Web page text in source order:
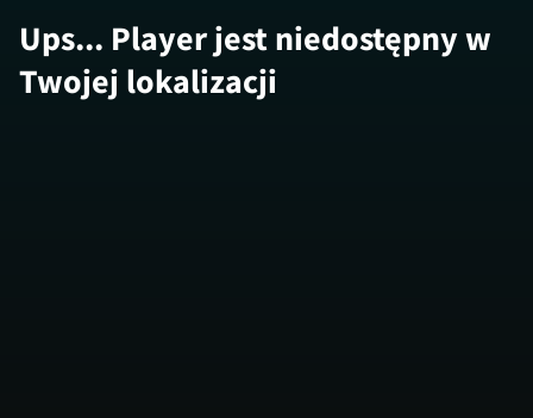
Ups... Player jest niedostępny w
Twojej lokalizacji